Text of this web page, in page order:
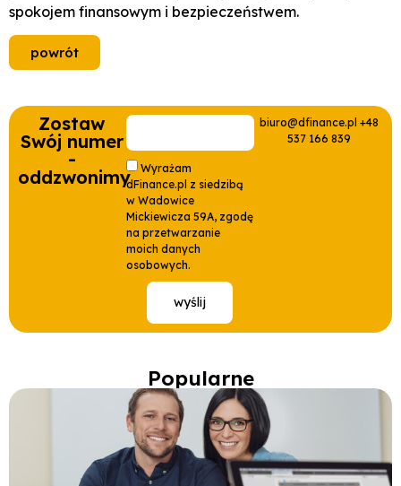
spokojem finansowym i bezpieczeństwem.
powrót
Zostaw
Swój numer
-
oddzwonimy
Wyrażam
dFinance.pl z siedzibą
w Wadowice
Mickiewicza 59A, zgodę
na przetwarzanie
moich danych
osobowych.
wyślij
biuro@dfinance.pl +48
537 166 839
Popularne